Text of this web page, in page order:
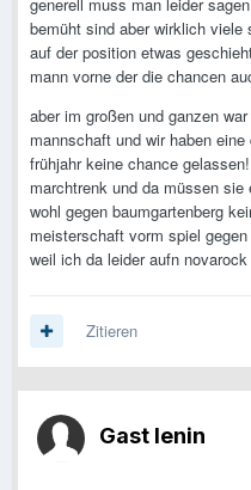
generell muss man leider
bemüht sind aber wirklich
auf der position etwas
mann vorne der die chancen
aber im großen und ganzen
mannschaft und wir haben
frühjahr keine chance
marchtrenk und da müssen
wohl gegen baumgartenberg
meisterschaft vorm spiel
weil ich da leider aufn
Zitieren
Gast lenin